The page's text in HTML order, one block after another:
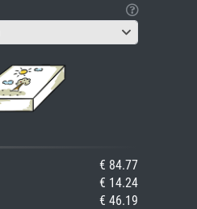
€ 84.77
€ 14.24
€ 46.19